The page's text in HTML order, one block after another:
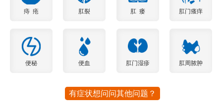
痔 疮 肛裂 肛 瘘 肛门瘙痒
便秘 便血 肛门湿疹 肛周脓肿
有症状想问问其他问题？